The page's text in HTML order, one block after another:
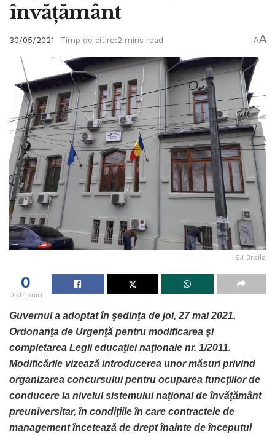
învățământ
30/05/2021 Timp de citire:2 mins read AA
ISJ Braila
0
Distribuiri
Guvernul a adoptat în şedinţa de joi, 27 mai 2021,
Ordonanţa de Urgenţă pentru modificarea şi
completarea Legii educaţiei naţionale nr. 1/2011.
Modificările vizează introducerea unor măsuri privind
organizarea concursului pentru ocuparea funcţiilor de
conducere la nivelul sistemului naţional de învăţământ
preuniversitar, în condiţiile în care contractele de
management încetează de drept înainte de începutul